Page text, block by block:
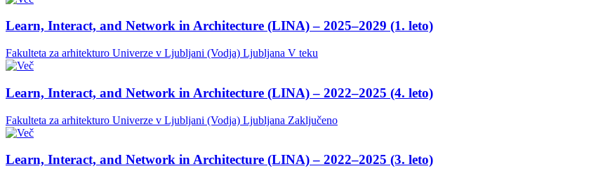
Learn, Interact, and Network in Architecture (LINA) – 2025–2029 (1. leto)
Fakulteta za arhitekturo Univerze v Ljubljani (Vodja) Ljubljana V teku
Learn, Interact, and Network in Architecture (LINA) – 2022–2025 (4. leto)
Fakulteta za arhitekturo Univerze v Ljubljani (Vodja) Ljubljana Zaključeno
Learn, Interact, and Network in Architecture (LINA) – 2022–2025 (3. leto)